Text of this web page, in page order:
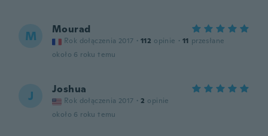
M Mourad
Rok dołączenia 2017 · 112 opinie · 11 przesłane
około 6 roku temu
J Joshua
Rok dołączenia 2017 · 2 opinie
około 6 roku temu